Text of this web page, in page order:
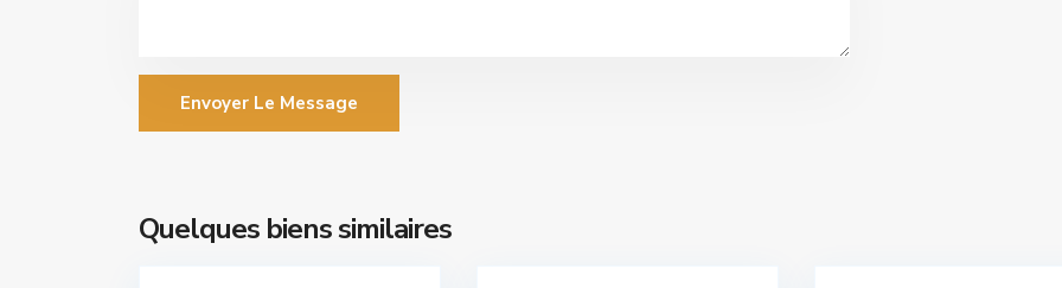
Envoyer Le Message
Quelques biens similaires
Agdal
Rabat
15